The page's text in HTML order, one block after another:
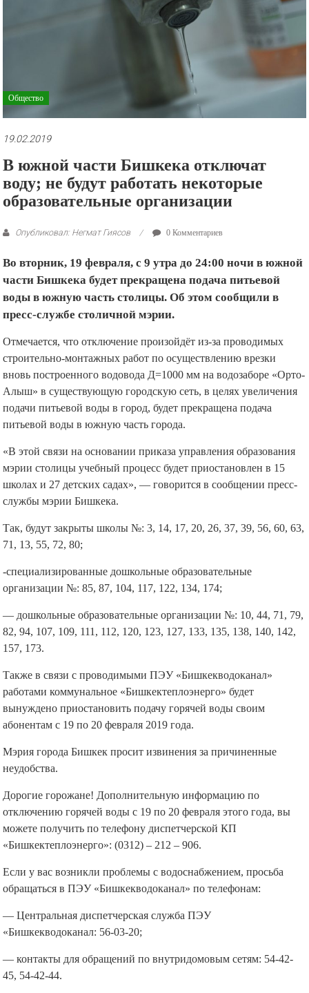
Общество
19.02.2019
В южной части Бишкека отключат
воду; не будут работать некоторые
образовательные организации
Опубликовал: Негмат Гиясов 0 Комментариев
Во вторник, 19 февраля, с 9 утра до 24:00 ночи в южной
части Бишкекабудет прекращена подача питьевой
воды в южную часть столицы. Об этом сообщили в
пресс-службе столичной мэрии.
Отмечается, что отключение произойдёт из-за проводимых
строительно-монтажных работ по осуществлению врезки
вновь построенного водовода Д=1000 мм на водозаборе «Орто-
Алыш» в существующую городскую сеть, в целях увеличения
подачи питьевой воды в город, будет прекращена подача
питьевой воды в южную часть города.
«В этой связи на основании приказа управления образования
мэрии столицы учебный процесс будет приостановлен в 15
школах и 27 детских садах», — говорится в сообщении пресс-
службы мэрии Бишкека.
Так, будут закрыты школы №: 3, 14, 17, 20, 26, 37, 39, 56, 60, 63,
71, 13, 55, 72, 80;
-специализированные дошкольные образовательные
организации №: 85, 87, 104, 117, 122, 134, 174;
— дошкольные образовательные организации №: 10, 44, 71, 79,
82, 94, 107, 109, 111, 112, 120, 123, 127, 133, 135, 138, 140, 142,
157, 173.
Также в связи с проводимыми ПЭУ «Бишкекводоканал»
работами коммунальное «Бишкектеплоэнерго» будет
вынуждено приостановить подачу горячей воды своим
абонентам с 19 по 20 февраля 2019 года.
Мэрия города Бишкек просит извинения за причиненные
неудобства.
Дорогие горожане! Дополнительную информацию по
отключению горячей воды с 19 по 20 февраля этого года, вы
можете получить по телефону диспетчерской КП
«Бишкектеплоэнерго»: (0312) – 212 – 906.
Если у вас возникли проблемы с водоснабжением, просьба
обращаться в ПЭУ «Бишкекводоканал» по телефонам:​
— Центральная диспетчерская служба ПЭУ
«Бишкекводоканал: 56-03-20;
— контакты для обращений по внутридомовым сетям: 54-42-
45, 54-42-44.